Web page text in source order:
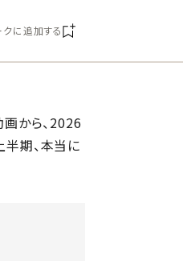
クに追加する
画から、2026
期、本当に